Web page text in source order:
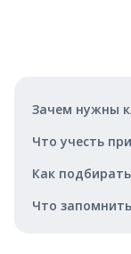
Зачем нужны
Что учесть
Как
Что запомнить